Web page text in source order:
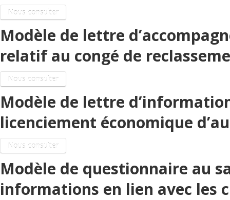
Nous consulter
Modèle de lettre
relatif au congé de
Nous consulter
Modèle de lettre
licenciement économique
Nous consulter
Modèle de questionnaire au
informations en lien avec les